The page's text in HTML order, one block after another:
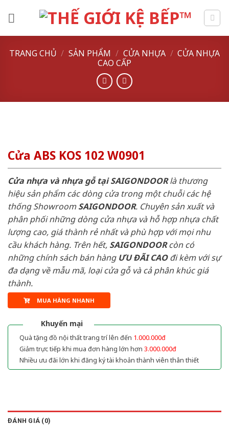
TRANG CHỦ / SẢN PHẨM / CỬA NHỰA / CỬA NHỰA
CAO CẤP
Cửa ABS KOS 102 W0901
Cửa nhựa và nhựa gỗ tại SAIGONDOORlà thương
hiệu sản phẩm các dòng cửa trong một chuỗi các hệ
thống ShowroomSAIGONDOOR. Chuyên sản xuất và
phân phối những dòng cửa nhựa và hỗ hợp nhựa chất
lượng cao, giá thành rẻ nhất và phù hợp với mọi nhu
cầu khách hàng. Trên hết, SAIGONDOORcòn có
những chính sách bán hàng ƯU ĐÃI CAOđi kèm với sự
đa dạng về mẫu mã, loại cửa gỗ và cả phân khúc giá
thành.
MUA HÀNG NHANH
Khuyến mại
Quà tặng đồ nội thất trang trí lên đến 1.000.000đ
Giảm trực tiếp khi mua đơn hàng lớn hơn 3.000.000đ
Nhiều ưu đãi lớn khi đăng ký tài khoản thành viên thân thiết
ĐÁNH GIÁ (0)